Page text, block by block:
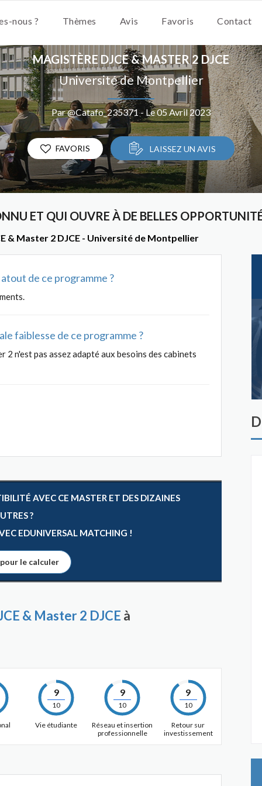
nous ? Thèmes Avis Favoris Contact
MAGISTÈRE DJCE & MASTER 2 DJCE
Université de Montpellier
Par @Catafo_235371 - Le 05 Avril 2023
FAVORIS LAISSEZ UN AVIS
ET QUI OUVRE À DE BELLES
& Master 2 DJCE - Université de Montpellier
de ce programme ?
faiblesse de ce programme ?
n'est pas assez adapté aux besoins des cabinets
AVEC CE MASTER ET DES DIZAINES
?
EDUNIVERSAL MATCHING !
le calculer
& Master 2 DJCE à
9
10
Vie étudiante
9
10
Réseau et insertion
professionnelle
9
10
Retour sur
investissement